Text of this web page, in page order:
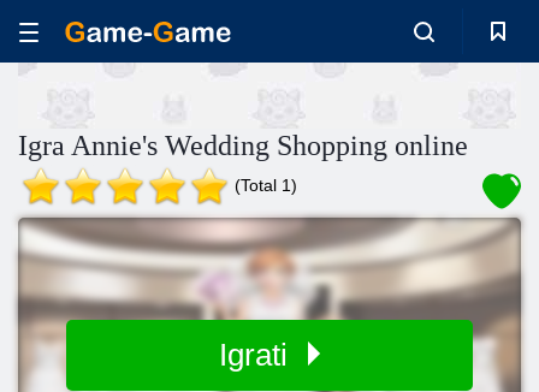
Igra Annie's Wedding Shopping online
(Total 1)
Igrati